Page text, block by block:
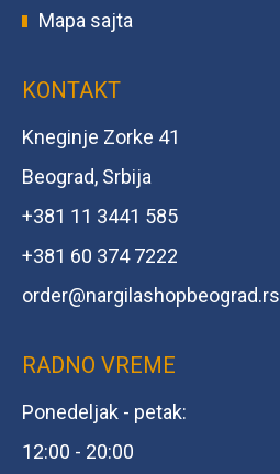
Mapa sajta
KONTAKT
Kneginje Zorke 41
Beograd, Srbija
+381 11 3441 585
+381 60 374 7222
order@nargilashopbeograd.rs
RADNO VREME
Ponedeljak - petak:
12:00 - 20:00